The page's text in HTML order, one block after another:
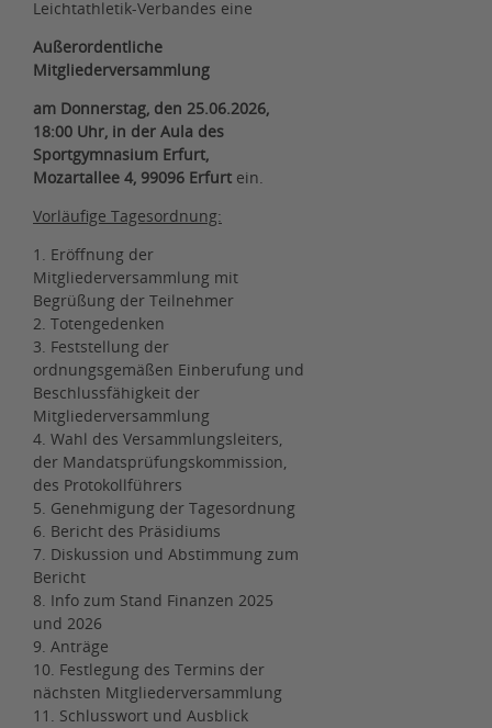
Leichtathletik-Verbandes eine
Außerordentliche
Mitgliederversammlung
am Donnerstag, den 25.06.2026,
18:00 Uhr, in der Aula des
Sportgymnasium Erfurt,
Mozartallee 4, 99096 Erfurt ein.
Vorläufige Tagesordnung:
1. Eröffnung der
Mitgliederversammlung mit
Begrüßung der Teilnehmer
2. Totengedenken
3. Feststellung der
ordnungsgemäßen Einberufung und
Beschlussfähigkeit der
Mitgliederversammlung
4. Wahl des Versammlungsleiters,
der Mandatsprüfungskommission,
des Protokollführers
5. Genehmigung der Tagesordnung
6. Bericht des Präsidiums
7. Diskussion und Abstimmung zum
Bericht
8. Info zum Stand Finanzen 2025
und 2026
9. Anträge
10. Festlegung des Termins der
nächsten Mitgliederversammlung
11. Schlusswort und Ausblick